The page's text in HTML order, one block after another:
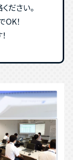
ださい。
！